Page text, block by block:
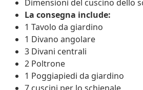
Dimensioni del cuscino dello
La consegna include:
1 Tavolo da giardino
1 Divano angolare
3 Divani centrali
2 Poltrone
1 Poggiapiedi da giardino